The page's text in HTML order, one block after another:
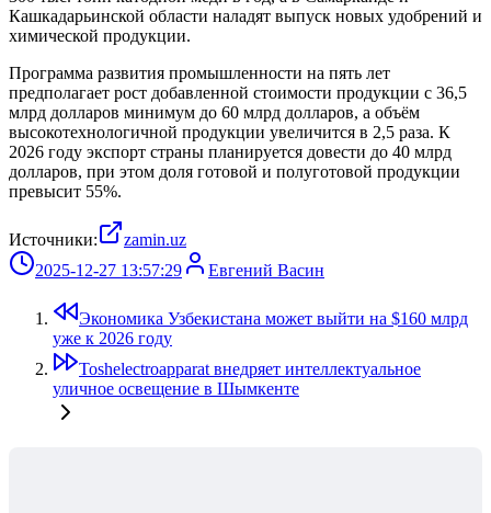
Кашкадарьинской области наладят выпуск новых удобрений и
химической продукции.
Программа развития промышленности на пять лет
предполагает рост добавленной стоимости продукции с 36,5
млрд долларов минимум до 60 млрд долларов, а объём
высокотехнологичной продукции увеличится в 2,5 раза. К
2026 году экспорт страны планируется довести до 40 млрд
долларов, при этом доля готовой и полуготовой продукции
превысит 55%.
Источники:
zamin.uz
2025-12-27 13:57:29
Евгений Васин
Экономика Узбекистана может выйти на $160 млрд
уже к 2026 году
Toshelectroapparat внедряет интеллектуальное
уличное освещение в Шымкенте